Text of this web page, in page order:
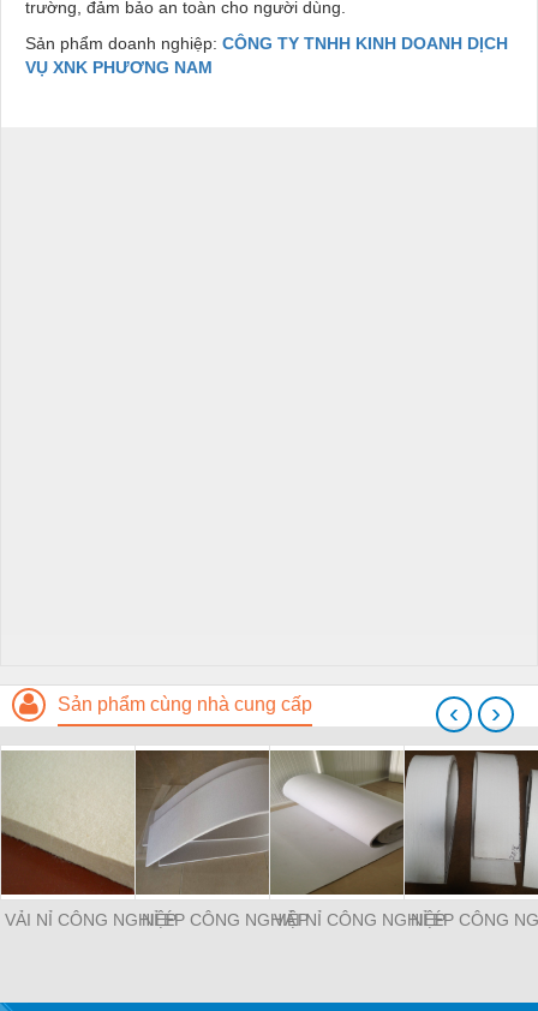
trường, đảm bảo an toàn cho người dùng.
Sản phẩm doanh nghiệp: CÔNG TY TNHH KINH DOANH DỊCH
VỤ XNK PHƯƠNG NAM
Sản phẩm cùng nhà cung cấp
VẢI NỈ CÔNG NGHIỆPNỈ ÉP CÔNG NGHIỆPVẢI NỈ CÔNG NGHIỆPNỈ ÉP CÔNG
‹ ›